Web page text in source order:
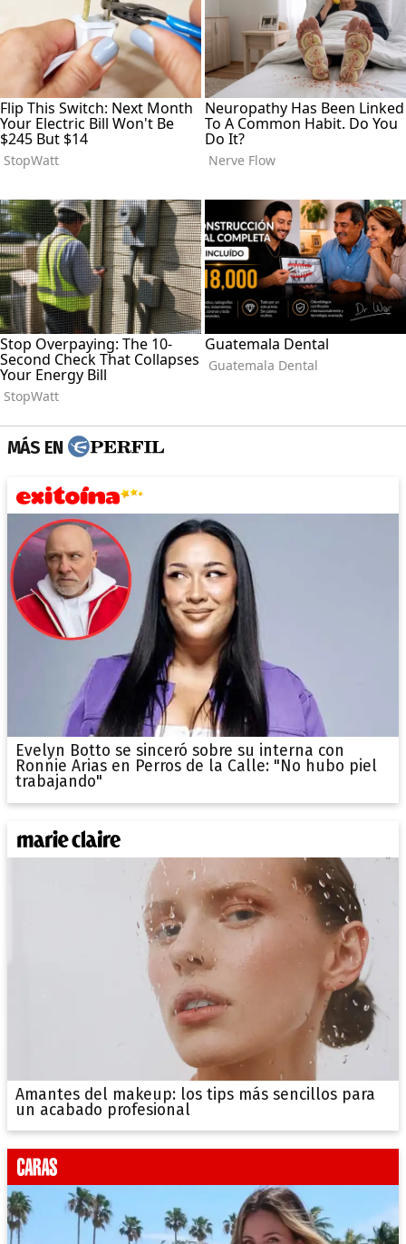
MÁS EN
Evelyn Botto se sinceró sobre su interna con
Ronnie Arias en Perros de la Calle: "No hubo piel
trabajando"
Amantes del makeup: los tips más sencillos para
un acabado profesional